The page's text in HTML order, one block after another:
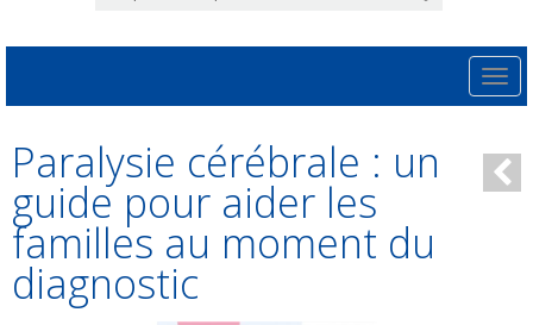
Paralysie cérébrale : un
guide pour aider les
familles au moment du
diagnostic